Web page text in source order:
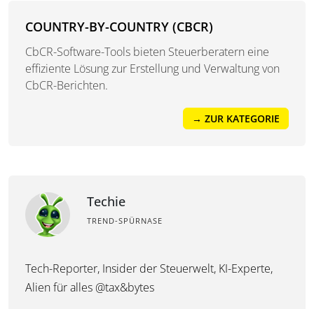
COUNTRY-BY-COUNTRY (CBCR)
CbCR-Software-Tools bieten Steuerberatern eine
effiziente Lösung zur Erstellung und Verwaltung von
CbCR-Berichten.
→ ZUR KATEGORIE
Techie
TREND-SPÜRNASE
Tech-Reporter, Insider der Steuerwelt, KI-Experte,
Alien für alles @tax&bytes